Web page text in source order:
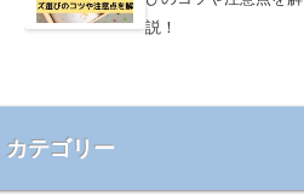
説！
カテゴリー